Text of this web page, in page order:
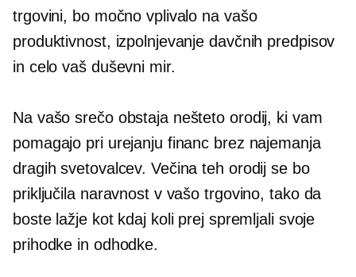
trgovini, bo močno vplivalo na vašo
produktivnost, izpolnjevanje davčnih predpisov
in celo vaš duševni mir.
Na vašo srečo obstaja nešteto orodij, ki vam
pomagajo pri urejanju financ brez najemanja
dragih svetovalcev. Večina teh orodij se bo
priključila naravnost v vašo trgovino, tako da
boste lažje kot kdaj koli prej spremljali svoje
prihodke in odhodke.